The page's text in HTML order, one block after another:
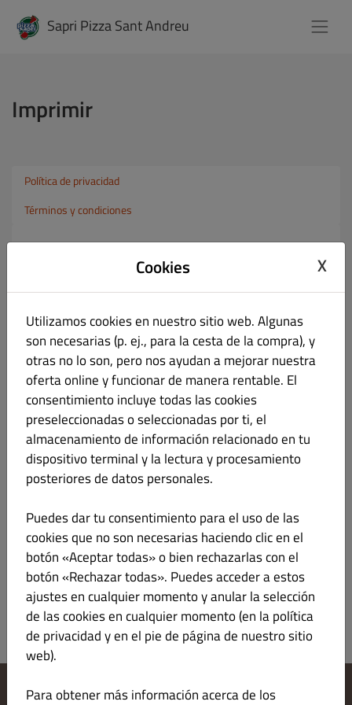
Sapri Pizza Sant Andreu
Imprimir
Política de privacidad
Términos y condiciones
Imprimir
Sapri Pizza Sant Andreu
Roberto Martin Humada
Spain
Contacto
+34932740727
sapripizzas@gmail.com
Tribunal de registro y número de registro
Plataforma de la Comisión Europea para la resolución de
conflictos online:
https://ec.europa.eu/consumers/odr/main/index.cfm
Cookies X
Utilizamos cookies en nuestro sitio web. Algunas
son necesarias (p. ej., para la cesta de la compra), y
otras no lo son, pero nos ayudan a mejorar nuestra
oferta online y funcionar de manera rentable. El
consentimiento incluye todas las cookies
preseleccionadas o seleccionadas por ti, el
almacenamiento de información relacionado en tu
dispositivo terminal y la lectura y procesamiento
posteriores de datos personales.
Puedes dar tu consentimiento para el uso de las
cookies que no son necesarias haciendo clic en el
botón «Aceptar todas» o bien rechazarlas con el
botón «Rechazar todas». Puedes acceder a estos
ajustes en cualquier momento y anular la selección
de las cookies en cualquier momento (en la política
de privacidad y en el pie de página de nuestro sitio
web).
Para obtener más información acerca de los